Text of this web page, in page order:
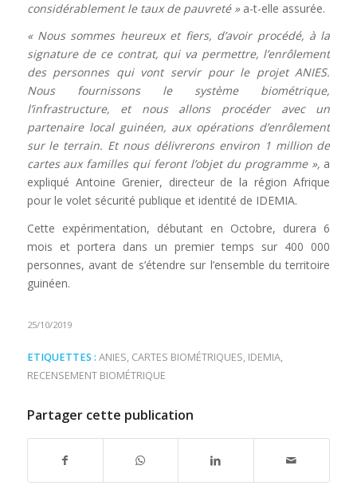
considérablement le taux de pauvreté » a-t-elle assurée.
« Nous sommes heureux et fiers, d’avoir procédé, à la
signature de ce contrat, qui va permettre, l’enrôlement
des personnes qui vont servir pour le projet ANIES.
Nous fournissons le système biométrique,
l’infrastructure, et nous allons procéder avec un
partenaire local guinéen, aux opérations d’enrôlement
sur le terrain. Et nous délivrerons environ 1 million de
cartes aux familles qui feront l’objet du programme », a
expliqué Antoine Grenier, directeur de la région Afrique
pour le volet sécurité publique et identité de IDEMIA.
Cette expérimentation, débutant en Octobre, durera 6
mois et portera dans un premier temps sur 400 000
personnes, avant de s’étendre sur l’ensemble du territoire
guinéen.
25/10/2019
ETIQUETTES : ANIES, CARTES BIOMÉTRIQUES, IDEMIA,
RECENSEMENT BIOMÉTRIQUE
Partager cette publication